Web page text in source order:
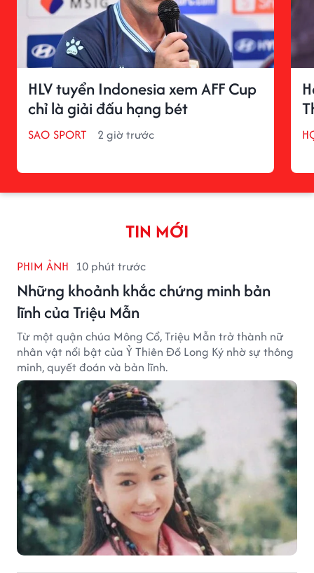
HLV tuyển Indonesia xem AFF Cup
chỉ là giải đấu hạng bét
SAO SPORT 2 giờ trước
TIN MỚI
PHIM ẢNH 10 phút trước
Những khoảnh khắc chứng minh bản
lĩnh của Triệu Mẫn
Từ một quận chúa Mông Cổ, Triệu Mẫn trở thành nữ
nhân vật nổi bật của Ỷ Thiên Đồ Long Ký nhờ sự thông
minh, quyết đoán và bản lĩnh.